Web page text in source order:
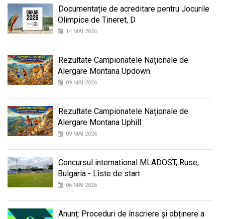
Documentație de acreditare pentru Jocurile
Olimpice de Tineret, D
14 MAI 2026
Rezultate Campionatele Naționale de
Alergare Montana Updown
09 MAI 2026
Rezultate Campionatele Naționale de
Alergare Montana Uphill
09 MAI 2026
Concursul international MLADOST, Ruse,
Bulgaria - Liste de start
06 MAI 2026
Anunț: Proceduri de înscriere și obținere a